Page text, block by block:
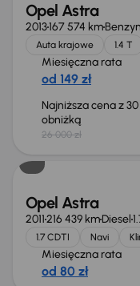
Opel Astra
2013167 574 km
Auta krajowe 1.4 T
Miesięczna rata
od 149 zł
Najniższa cena z
obniżką
26 000 zł
Taniej o 500 zł
Opel Astra
2011216 439 kmDiesel
1.7 CDTI Navi
Miesięczna rata
od 80 zł
Możliwość